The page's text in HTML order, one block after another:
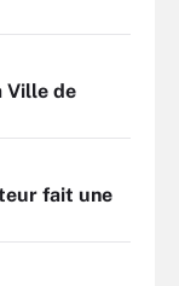
Ville de
fait une